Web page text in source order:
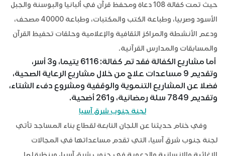
حيث تمت كفالة 108 دعاة ومحفظ قرآن في ألبانيا والبوسنة والجبل
الأسود وصربيا، وطباعة الكتب والمكتبات، وطباعة 40000 مصحف،
ودعم الأنشطة والمراكز الثقافية والإعلامية وحلقات تحفيظ القرآن
والمسابقات والمدارس القرآنية.
أما مشاريع الكفالة فقد تم كفالة: 6116 يتيما، و3 أسر،
وتقديم 9 مساعدات علاج من خلال مشاريع الرعاية الصحية،
فضلا عن المشاريع التنموية والوقفية ومشروع دفء الشتاء،
وتقديم 7849 سلة رمضانية، و261 أضحية.
لجنة جنوب شرق آسيا
وفي ختام حديثنا عن اللجان التابعة لقطاع بناء المساجد تأتي
لجنة جنوب شرق آسيا، التي تقدم مساعداتها في المجالات